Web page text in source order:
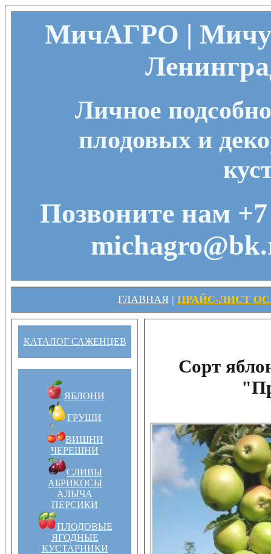
МичАГРО |
Личное
плодовых и
Позвоните нам
ГЛАВНАЯ| ПРАЙС-ЛИСТ
КАТАЛОГ САЖЕНЦЕВ
ЯБЛОНИ
ГРУШИ
ВИШНИ
ЧЕРЕШНИ
СЛИВЫ
АБРИКОСЫ
АЛЫЧА
ПЕРСИКИ
ПЛОДОВЫЕ
ЯГОДНЫЕ
КУСТАРНИКИ
Сорт